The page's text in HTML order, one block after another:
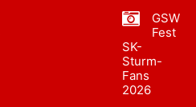
GSW
Fest
SK-
Sturm-
Fans
2026